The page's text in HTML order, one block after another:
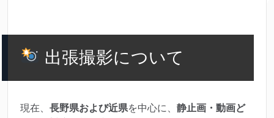
出張撮影について
現在、 長野県および近県を中心に、 静止画・動画ど